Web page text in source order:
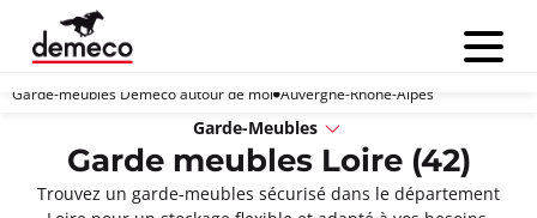
Menu
Garde-meubles Demeco autour de moi Auvergne-Rhône-Alpes
Garde-Meubles
Garde meubles Loire (42)
Trouvez un garde-meubles sécurisé dans le département